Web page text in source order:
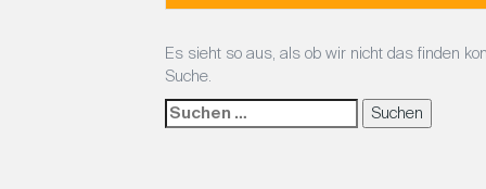
Es sieht so aus, als ob wir nicht das finden
Suche.
S
u